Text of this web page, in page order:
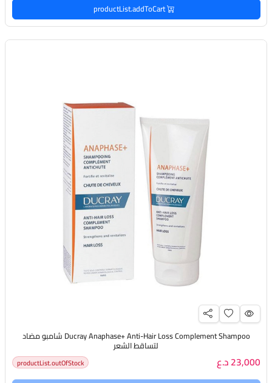
productList.addToCart
Ducray Anaphase+ Anti-Hair Loss Complement Shampoo شامبو مضاد
لتساقط الشعر
23,000 د.ع productList.outOfStock